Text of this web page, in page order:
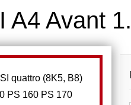
A4 Avant
PS 160 PS 170